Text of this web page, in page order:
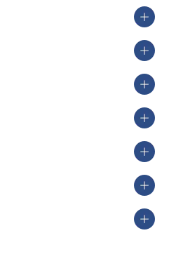
茨城県
長野県
験を成功させる方法